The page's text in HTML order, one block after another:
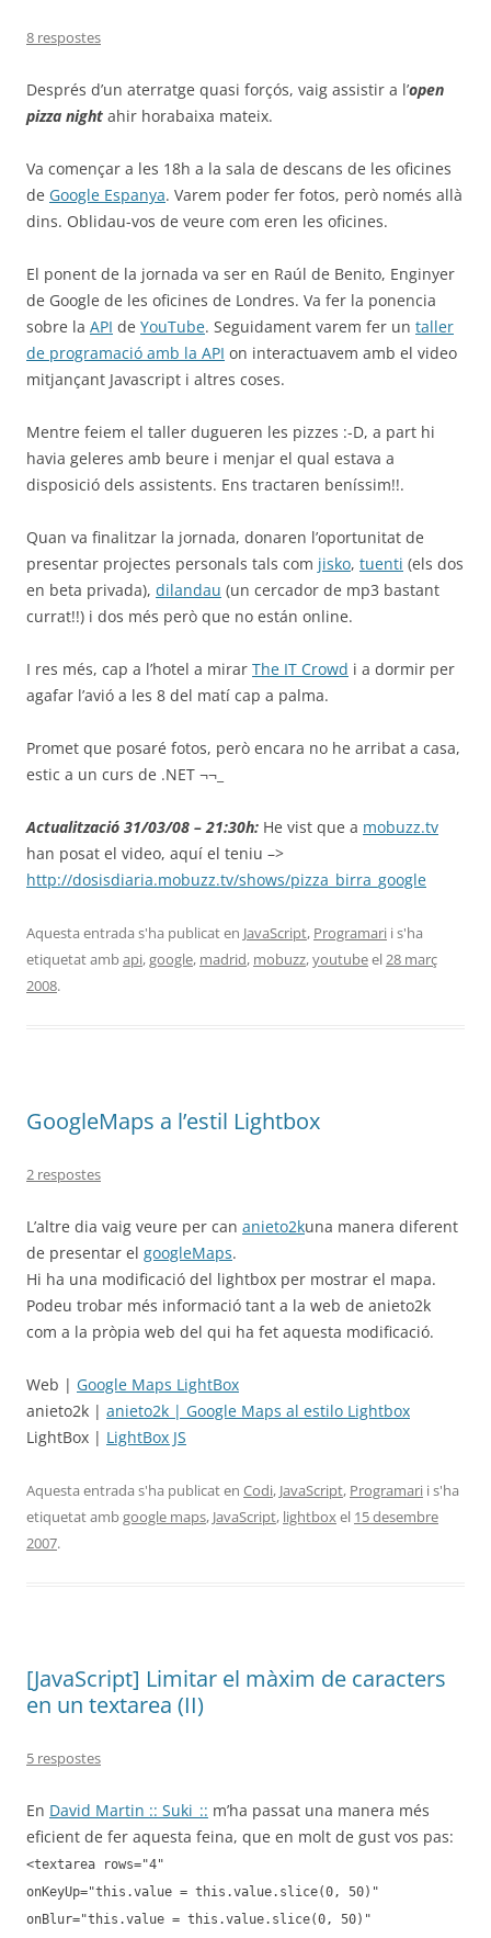
8 respostes
Després d’un aterratge quasi forçós, vaig assistir a l’open
pizza night ahir horabaixa mateix.
Va començar a les 18h a la sala de descans de les oficines
de Google Espanya. Varem poder fer fotos, però només allà
dins. Oblidau-vos de veure com eren les oficines.
El ponent de la jornada va ser en Raúl de Benito, Enginyer
de Google de les oficines de Londres. Va fer la ponencia
sobre la API de YouTube. Seguidament varem fer un taller
de programació amb la API on interactuavem amb el video
mitjançant Javascript i altres coses.
Mentre feiem el taller dugueren les pizzes :-D, a part hi
havia geleres amb beure i menjar el qual estava a
disposició dels assistents. Ens tractaren beníssim!!.
Quan va finalitzar la jornada, donaren l’oportunitat de
presentar projectes personals tals com jisko, tuenti (els dos
en beta privada), dilandau (un cercador de mp3 bastant
currat!!) i dos més però que no están online.
I res més, cap a l’hotel a mirar The IT Crowd i a dormir per
agafar l’avió a les 8 del matí cap a palma.
Promet que posaré fotos, però encara no he arribat a casa,
estic a un curs de .NET ¬¬_
Actualització 31/03/08 – 21:30h: He vist que a mobuzz.tv
han posat el video, aquí el teniu –>
http://dosisdiaria.mobuzz.tv/shows/pizza_birra_google
Aquesta entrada s'ha publicat en JavaScript, Programari i s'ha
etiquetat ambapi,google, madrid, mobuzz,youtubeel28 març
2008.
GoogleMaps a l’estil Lightbox
2 respostes
L’altre dia vaig veure per can anieto2kuna manera diferent
de presentar el googleMaps.
Hi ha una modificació del lightbox per mostrar el mapa.
Podeu trobar més informació tant a la web de anieto2k
com a la pròpia web del qui ha fet aquesta modificació.
Web | Google Maps LightBox
anieto2k | anieto2k | Google Maps al estilo Lightbox
LightBox | LightBox JS
Aquesta entrada s'ha publicat en Codi, JavaScript, Programari i s'ha
etiquetat ambgoogle maps, JavaScript, lightboxel 15 desembre
2007.
[JavaScript] Limitar el màxim de caracters
en un textarea (II)
5 respostes
En David Martin :: Suki_:: m’ha passat una manera més
eficient de fer aquesta feina, que en molt de gust vos pas:
<textarea rows="4"
onKeyUp="this.value = this.value.slice(0, 50)"
onBlur="this.value = this.value.slice(0, 50)"